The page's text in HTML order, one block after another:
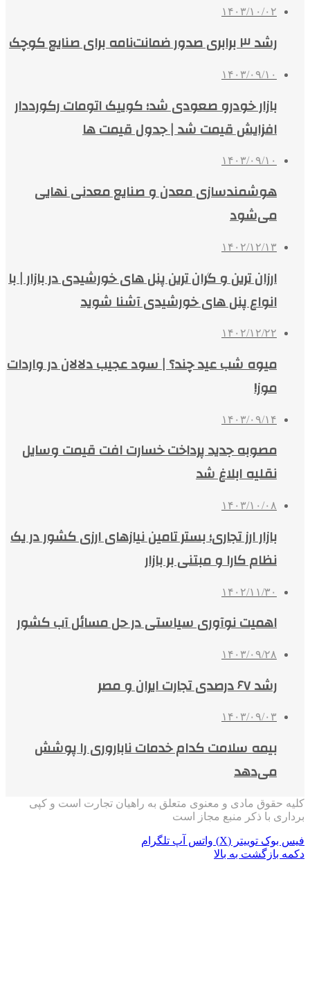
۱۴۰۳/۱۰/۰۲
رشد ۳ برابری صدور ضمانت‌نامه برای صنایع کوچک
۱۴۰۳/۰۹/۱۰
بازار خودرو صعودی شد؛ کوییک اتومات رکورددار
افزایش قیمت شد | جدول قیمت ها
۱۴۰۳/۰۹/۱۰
هوشمندسازی معدن و صنایع معدنی نهایی
می‌شود
۱۴۰۲/۱۲/۱۳
ارزان‌ ترین و گران‌ ترین پنل‌ های خورشیدی در بازار | با
انواع پنل‌ های خورشیدی آشنا شوید
۱۴۰۲/۱۲/۲۲
میوه شب عید چند؟ | سود عجیب دلالان در واردات
موز!
۱۴۰۳/۰۹/۱۴
مصوبه جدید پرداخت خسارت افت قیمت وسایل
نقلیه ابلاغ شد
۱۴۰۳/۱۰/۰۸
بازار ارز تجاری؛ بستر تامین نیازهای ارزی کشور در یک
نظام کارا و مبتنی بر بازار
۱۴۰۲/۱۱/۳۰
اهمیت نوآوری سیاستی در حل مسائل آب کشور
۱۴۰۳/۰۹/۲۸
رشد ۶۷ درصدی تجارت ایران و مصر
۱۴۰۳/۰۹/۰۳
بیمه سلامت کدام خدمات ناباروری را پوشش
می‌دهد
کلیه حقوق مادی و معنوی متعلق به راهیان تجارت است و کپی
برداری با ذکر منبع مجاز است
فیس بوک توییتر (X) واتس آپ تلگرام
دکمه بازگشت به بالا